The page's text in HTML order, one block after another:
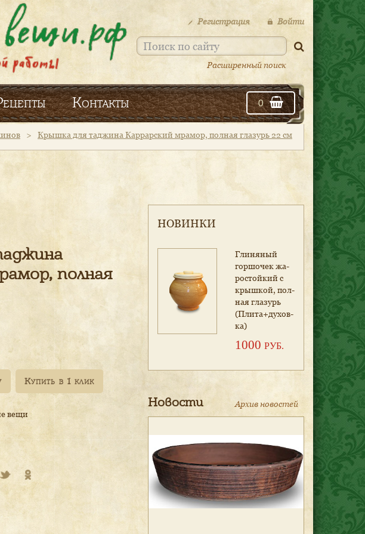
Регистрация Войти
Расширенный поиск
Контакты 0
> Крышка для таджина Каррарский мрамор, полная глазурь 22 см
полная
вещи
НОВИНКИ
Гли­ня­ный
гор­шо­чек жа­
рос­той­кий с
крыш­кой, пол­
ная гла­зурь
(Пли­та+ду­хов­
ка)
1000 РУБ.
Новости Архив новостей